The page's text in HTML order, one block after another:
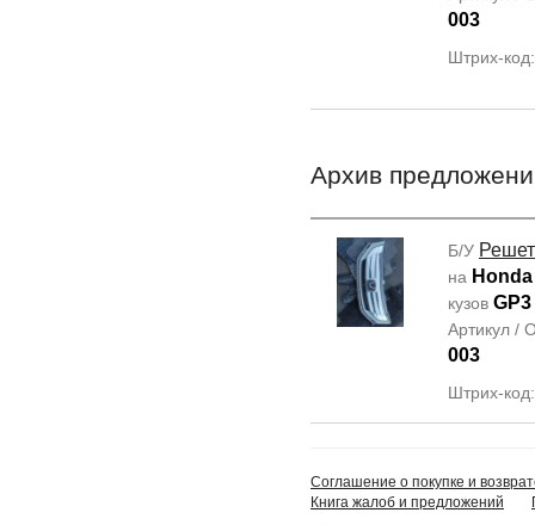
003
Штрих-
Архив
Б/У
на
кузов GP3
Артикул /
003
Штрих-
Соглашение о покупке и
Книга жалоб и предложений